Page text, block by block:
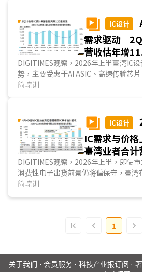
IC设计
需求驱动
营收估年增
DIGITIMES观察，2026年上半臺湾IC
势，主要受惠于AI ASIC、高速传输芯
示驱动IC需求增温。产业成长动能高
ASIC专案放量、存儲器相关IC需求持续
市场回温带动下，臺湾IC设计业者合
元，年增11.8%。...
简琮训
IC设计
IC需求与价
臺湾业者合计
244.8%
DIGITIMES观察，2026年上半，即使
消费性电子出货前景仍将偏保守，臺湾
惠于HBM排挤效应、NAND Flash与
DRAM，或高端储存解决方案业者，营
年成长，整体库存周转天数亦处于相对
求与客户提前备货动能仍具支撑。...
简琮训
1
关于我们 · 会员服务· 科技产业报订阅 ·